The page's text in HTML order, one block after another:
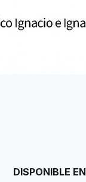
DISPONIBLE EN